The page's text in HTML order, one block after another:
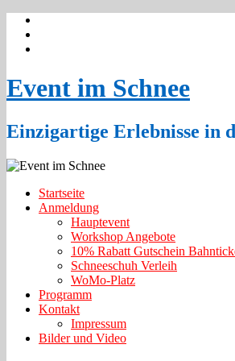
Event im Schnee
Einzigartige Erlebnisse in
Startseite
Anmeldung
Hauptevent
Workshop Angebote
10% Rabatt Gutschein
Schneeschuh Verleih
WoMo-Platz
Programm
Kontakt
Impressum
Bilder und Video